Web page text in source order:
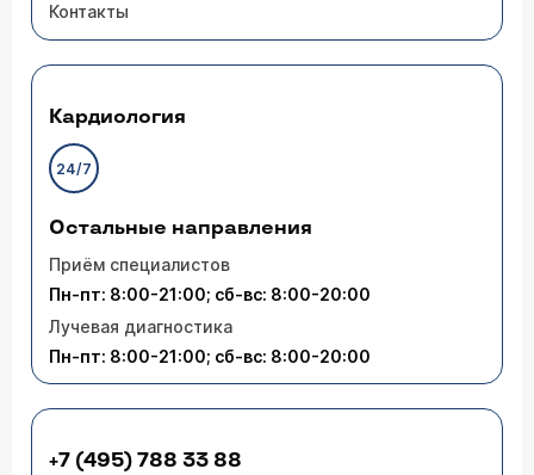
Контакты
Кардиология
24/7
Остальные направления
Приём специалистов
Пн-пт: 8:00-21:00; сб-вс: 8:00-20:00
Лучевая диагностика
Пн-пт: 8:00-21:00; сб-вс: 8:00-20:00
+7 (495) 788 33 88